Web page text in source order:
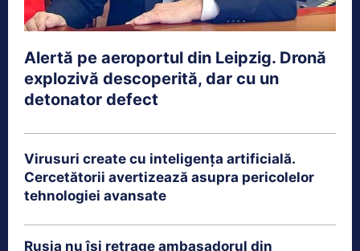
Alertă pe aeroportul din Leipzig. Dronă
explozivă descoperită, dar cu un
detonator defect
Virusuri create cu inteligența artificială.
Cercetătorii avertizează asupra pericolelor
tehnologiei avansate
Rusia nu își retrage ambasadorul din